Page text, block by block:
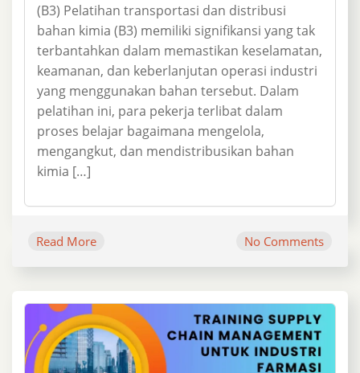
(B3) Pelatihan transportasi dan distribusi
bahan kimia (B3) memiliki signifikansi yang tak
terbantahkan dalam memastikan keselamatan,
keamanan, dan keberlanjutan operasi industri
yang menggunakan bahan tersebut. Dalam
pelatihan ini, para pekerja terlibat dalam
proses belajar bagaimana mengelola,
mengangkut, dan mendistribusikan bahan
kimia […]
Read More No Comments